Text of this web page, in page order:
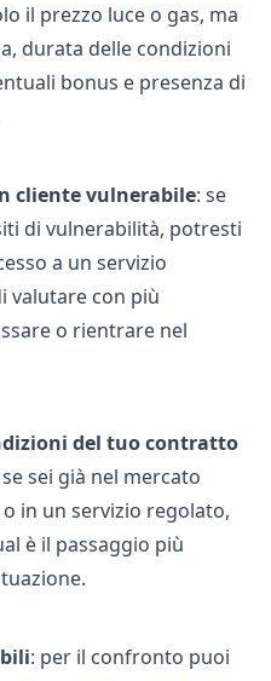
il prezzo luce o gas, ma
durata delle condizioni
bonus e presenza di
cliente vulnerabile: se
di vulnerabilità, potresti
a un servizio
valutare con più
o rientrare nel
del tuo contratto
sei già nel mercato
o in un servizio regolato,
è il passaggio più
: per il confronto puoi